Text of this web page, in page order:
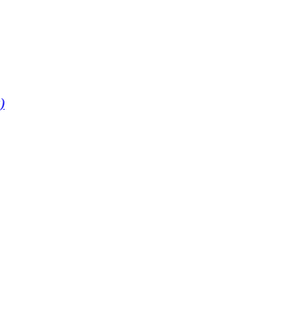
itp.
kontraktów futures